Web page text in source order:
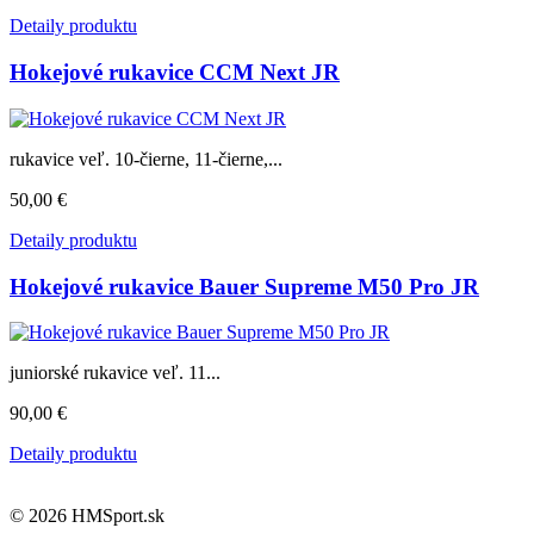
Detaily produktu
Hokejové rukavice CCM Next JR
rukavice veľ. 10-čierne, 11-čierne,...
50,00 €
Detaily produktu
Hokejové rukavice Bauer Supreme M50 Pro JR
juniorské rukavice veľ. 11...
90,00 €
Detaily produktu
© 2026 HMSport.sk